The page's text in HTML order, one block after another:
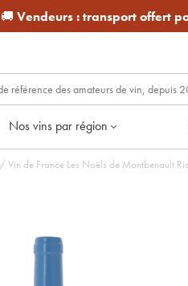
🚚 Vendeurs :transport offert
Nos vins par région
/ Vin de France Les Noëls de Montbenault